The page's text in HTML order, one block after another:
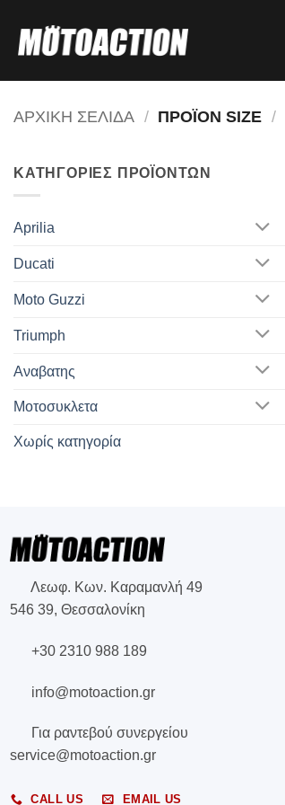
στο
περιεχόμενο
ΑΡΧΙΚΗ ΣΕΛΙΔΑ / ΠΡΟΪΟΝ SIZE /
ΚΑΤΗΓΟΡΙΕΣ ΠΡΟΪΟΝΤΩΝ
Aprilia
Ducati
Moto Guzzi
Triumph
Αναβατης
Μοτοσυκλετα
Χωρίς κατηγορία
Λεωφ. Κων. Καραμανλή 49
546 39, Θεσσαλονίκη
+30 2310 988 189
info@motoaction.gr
Για ραντεβού συνεργείου
service@motoaction.gr
CALL US EMAIL US